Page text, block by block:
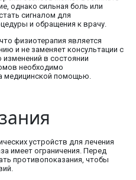
однако сильная боль или
сигналом для
и обращения к врачу.
физиотерапия является
и не заменяет консультации с
в состоянии
необходимо
медицинской помощью.
устройств для лечения
имеет ограничения. Перед
противопоказания, чтобы